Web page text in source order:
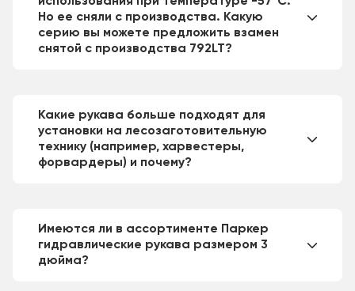
Но ее сняли с производства. Какую
серию вы можете предложить взамен
снятой с производства 792LT?
Какие рукава больше подходят для
установки на лесозаготовительную
технику (например, харвестеры,
форвардеры) и почему?
Имеются ли в ассортименте Паркер
гидравлические рукава размером 3
дюйма?